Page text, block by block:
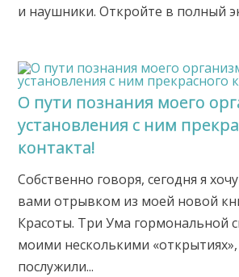
и наушники. Откройте в полный
О пути познания моего
установления с ним
контакта!
Собственно говоря, сегодня я
вами отрывком из моей новой
Красоты. Три Ума гормональной
моими несколькими
послужили...